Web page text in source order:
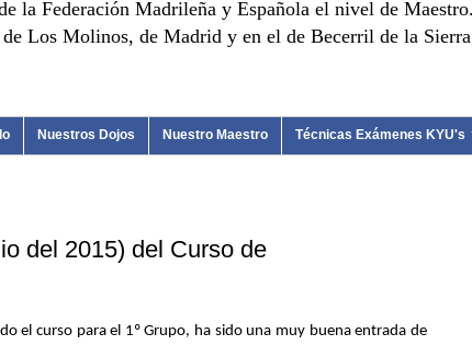
Federación Madrileña y Española el nivel de
Los Molinos, de Madrid y en el de Becerril de la
Nuestros Dojos Nuestro Maestro Técnicas Exámenes KYU's
del 2015) del Curso de
el curso para el 1º Grupo, ha sido una muy buena entrada de